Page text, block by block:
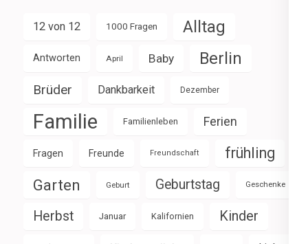
12 von 12 1000 Fragen Alltag
Antworten April Baby Berlin
Brüder Dankbarkeit Dezember
Familie Familienleben Ferien
Fragen Freunde Freundschaft frühling
Garten Geburt Geburtstag Geschenke
Herbst Januar Kalifornien Kinder